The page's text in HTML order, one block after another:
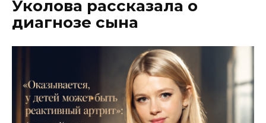
Уколова рассказала о
диагнозе сына